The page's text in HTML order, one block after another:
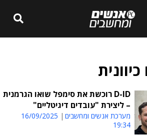
D-ID רוכשת את סימפל שואו הגרמנית
– ליצירת "עובדים דיגיטליים"
מערכת אנשים ומחשבים
16/09/2025
19:34